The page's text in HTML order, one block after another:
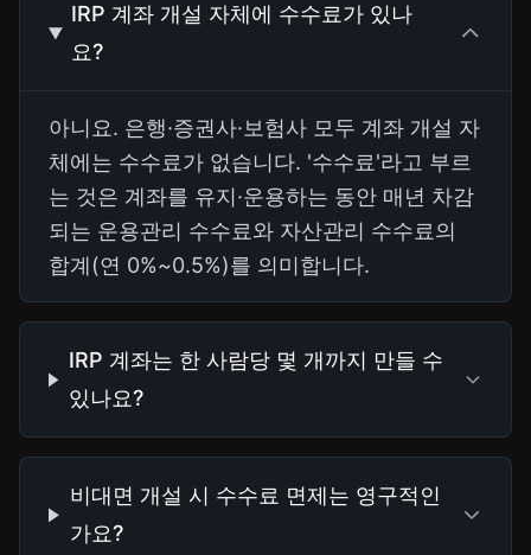
IRP 계좌 개설 자체에 수수료가 있나
요?
아니요. 은행·증권사·보험사 모두 계좌 개설 자
체에는 수수료가 없습니다. '수수료'라고 부르
는 것은 계좌를 유지·운용하는 동안 매년 차감
되는 운용관리 수수료와 자산관리 수수료의
합계(연 0%~0.5%)를 의미합니다.
IRP 계좌는 한 사람당 몇 개까지 만들 수
있나요?
비대면 개설 시 수수료 면제는 영구적인
가요?